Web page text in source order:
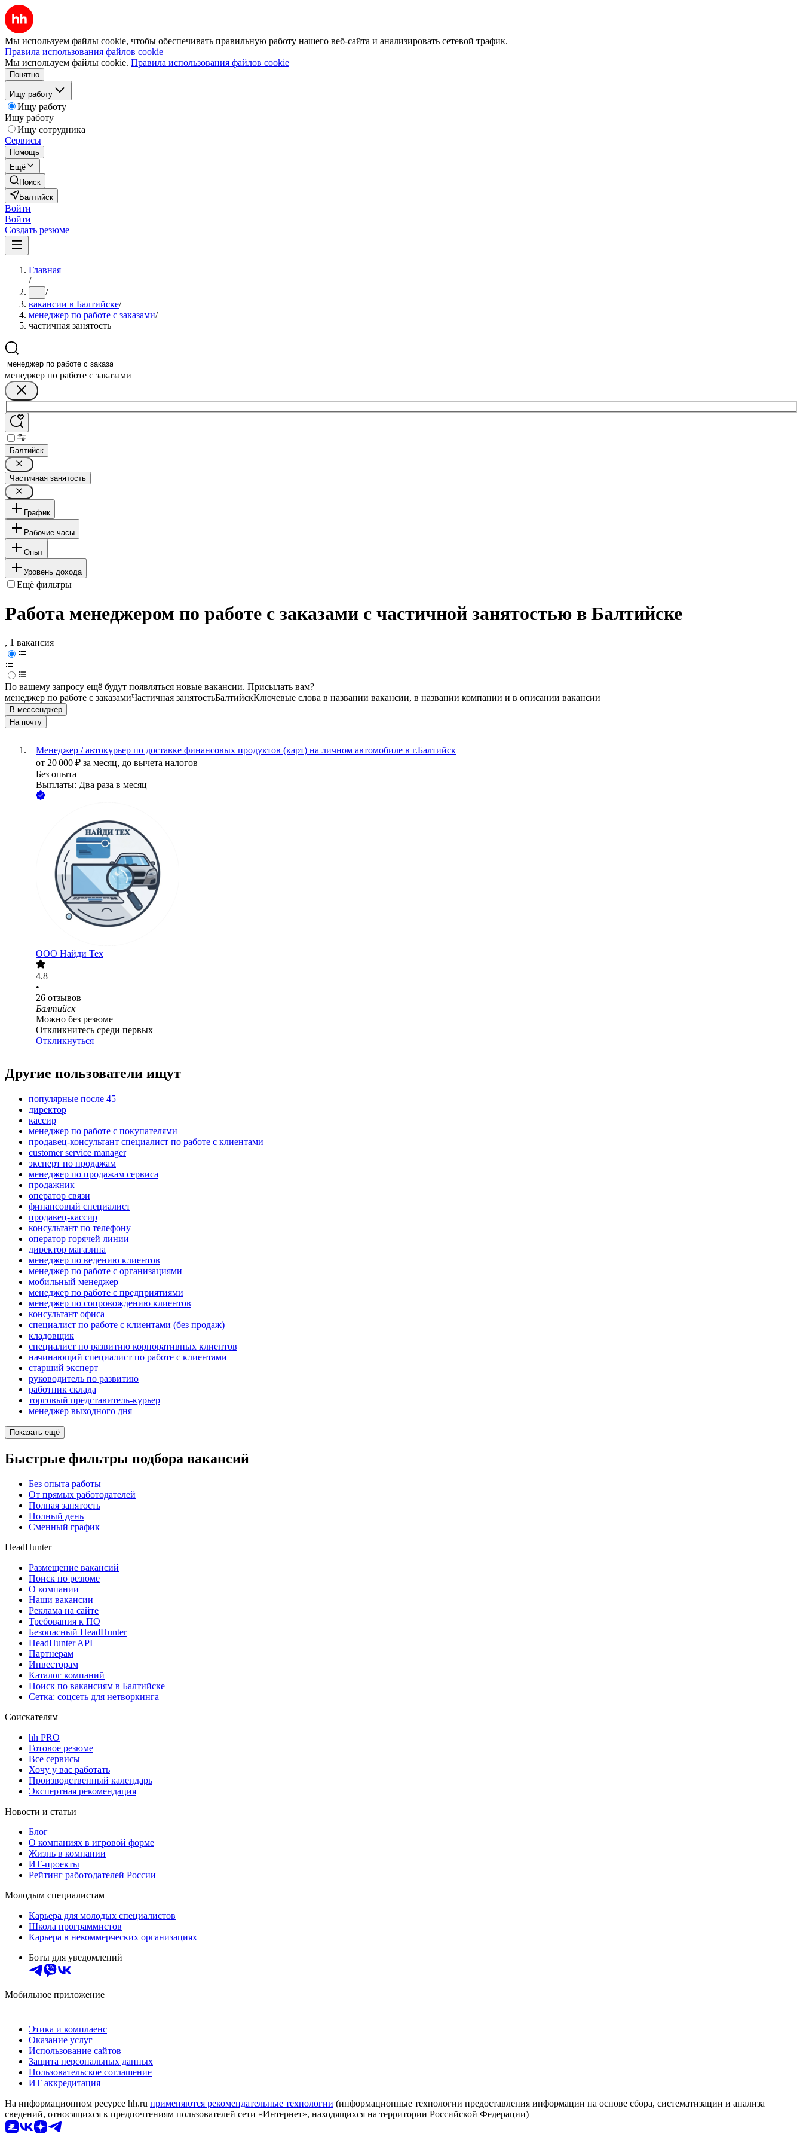
Мы используем файлы cookie, чтобы обеспечивать правильную работу нашего веб-сайта и анализировать сетевой трафик.
Правила использования файлов cookie
Мы используем файлы cookie. Правила использования файлов cookie
Понятно
Ищу работу
Ищу работу
Ищу работу
Ищу сотрудника
Сервисы
Помощь
Ещё
Поиск
Балтийск
Войти
Войти
Создать резюме
Главная
/
... /
вакансии в Балтийске/
менеджер по работе с заказами/
частичная занятость
менеджер по работе с заказами
Балтийск
Частичная занятость
График
Рабочие часы
Опыт
Уровень дохода
Ещё фильтры
Работа менеджером по работе с заказами с частичной занятостью в Балтийске
, 1 вакансия
По вашему запросу ещё будут появляться новые вакансии. Присылать вам?
менеджер по работе с заказамиЧастичная занятостьБалтийскКлючевые слова в названии вакансии, в названии компании и в описании вакансии
В мессенджер
На почту
Менеджер / автокурьер по доставке финансовых продуктов (карт) на личном автомобиле в г.Балтийск
от 20 000 ₽ за месяц, до вычета налогов
Без опыта
Выплаты: Два раза в месяц
ООО Найди Тех
4.8
•
26 отзывов
Балтийск
Можно без резюме
Откликнитесь среди первых
Откликнуться
Другие пользователи ищут
популярные после 45
директор
кассир
менеджер по работе с покупателями
продавец-консультант специалист по работе с клиентами
customer service manager
эксперт по продажам
менеджер по продажам сервиса
продажник
оператор связи
финансовый специалист
продавец-кассир
консультант по телефону
оператор горячей линии
директор магазина
менеджер по ведению клиентов
менеджер по работе с организациями
мобильный менеджер
менеджер по работе с предприятиями
менеджер по сопровождению клиентов
консультант офиса
специалист по работе с клиентами (без продаж)
кладовщик
специалист по развитию корпоративных клиентов
начинающий специалист по работе с клиентами
старший эксперт
руководитель по развитию
работник склада
торговый представитель-курьер
менеджер выходного дня
Показать ещё
Быстрые фильтры подбора вакансий
Без опыта работы
От прямых работодателей
Полная занятость
Полный день
Сменный график
HeadHunter
Размещение вакансий
Поиск по резюме
О компании
Наши вакансии
Реклама на сайте
Требования к ПО
Безопасный HeadHunter
HeadHunter API
Партнерам
Инвесторам
Каталог компаний
Поиск по вакансиям в Балтийске
Сетка: соцсеть для нетворкинга
Соискателям
hh PRO
Готовое резюме
Все сервисы
Хочу у вас работать
Производственный календарь
Экспертная рекомендация
Новости и статьи
Блог
О компаниях в игровой форме
Жизнь в компании
ИТ-проекты
Рейтинг работодателей России
Молодым специалистам
Карьера для молодых специалистов
Школа программистов
Карьера в некоммерческих организациях
Боты для уведомлений
Мобильное приложение
Этика и комплаенс
Оказание услуг
Использование сайтов
Защита персональных данных
Пользовательское соглашение
ИТ аккредитация
На информационном ресурсе hh.ru применяются рекомендательные технологии (информационные технологии предоставления информации на основе сбора, систематизации и анализа
сведений, относящихся к предпочтениям пользователей сети «Интернет», находящихся на территории Российской Федерации)